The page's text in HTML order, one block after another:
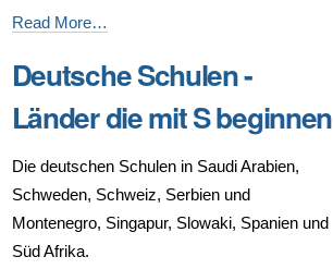
-Deutsche
Länder
die
mit
P
und
R
Read More…
Deutsche Schulen -
Länder die mit S beginnen
Die deutschen Schulen in Saudi Arabien,
Schweden, Schweiz, Serbien und
Montenegro, Singapur, Slowaki, Spanien und
Süd Afrika.